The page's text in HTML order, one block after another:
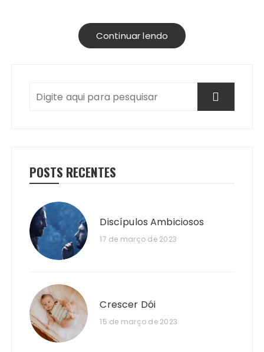
Continuar lendo
POSTS RECENTES
Discípulos Ambiciosos
17 de março de 2023
Crescer Dói
15 de março de 2023